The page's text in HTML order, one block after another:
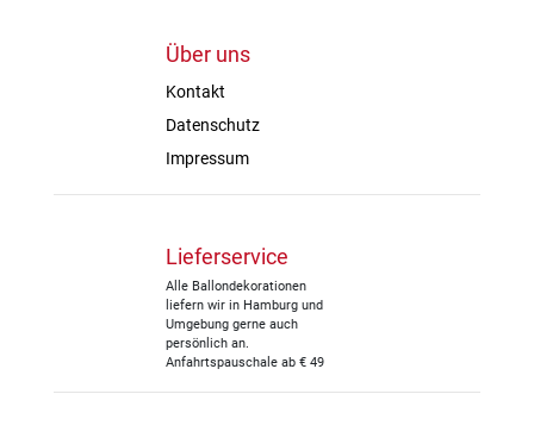
Über uns
Kontakt
Datenschutz
Impressum
Lieferservice
Alle Ballondekorationen
liefern wir in Hamburg und
Umgebung gerne auch
persönlich an.
Anfahrtspauschale ab € 49